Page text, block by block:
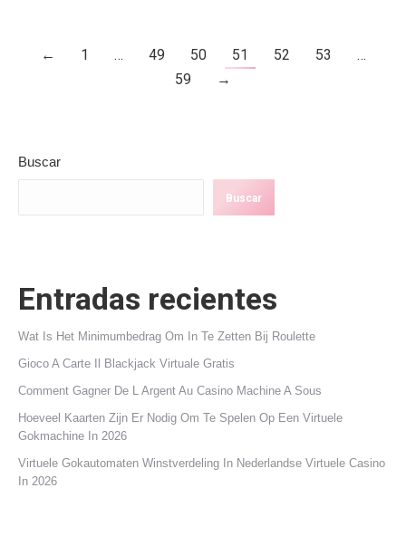
← 1 … 49 50 51 52 53
…
59
→
Buscar
Buscar
Entradas recientes
Wat Is Het Minimumbedrag Om In Te Zetten Bij Roulette
Gioco A Carte Il Blackjack Virtuale Gratis
Comment Gagner De L Argent Au Casino Machine A Sous
Hoeveel Kaarten Zijn Er Nodig Om Te Spelen Op Een Virtuele
Gokmachine In 2026
Virtuele Gokautomaten Winstverdeling In Nederlandse Virtuele Casino
In 2026